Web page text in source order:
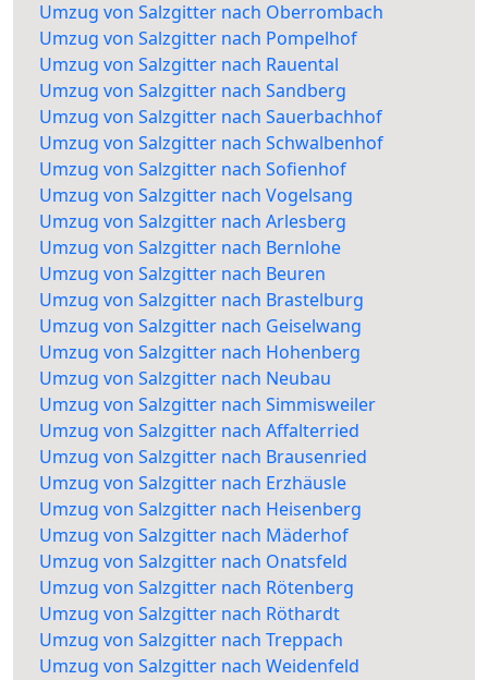
Umzug von Salzgitter nach Oberrombach
Umzug von Salzgitter nach Pompelhof
Umzug von Salzgitter nach Rauental
Umzug von Salzgitter nach Sandberg
Umzug von Salzgitter nach Sauerbachhof
Umzug von Salzgitter nach Schwalbenhof
Umzug von Salzgitter nach Sofienhof
Umzug von Salzgitter nach Vogelsang
Umzug von Salzgitter nach Arlesberg
Umzug von Salzgitter nach Bernlohe
Umzug von Salzgitter nach Beuren
Umzug von Salzgitter nach Brastelburg
Umzug von Salzgitter nach Geiselwang
Umzug von Salzgitter nach Hohenberg
Umzug von Salzgitter nach Neubau
Umzug von Salzgitter nach Simmisweiler
Umzug von Salzgitter nach Affalterried
Umzug von Salzgitter nach Brausenried
Umzug von Salzgitter nach Erzhäusle
Umzug von Salzgitter nach Heisenberg
Umzug von Salzgitter nach Mäderhof
Umzug von Salzgitter nach Onatsfeld
Umzug von Salzgitter nach Rötenberg
Umzug von Salzgitter nach Röthardt
Umzug von Salzgitter nach Treppach
Umzug von Salzgitter nach Weidenfeld